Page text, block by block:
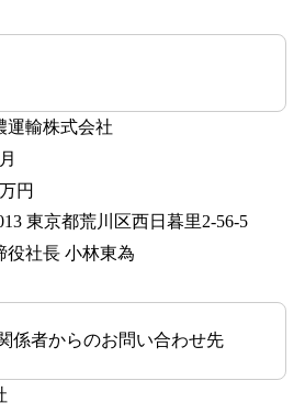
株式会社
円
東京都荒川区西日暮里2-56-5
長 小林東為
係者からのお問い合わせ先